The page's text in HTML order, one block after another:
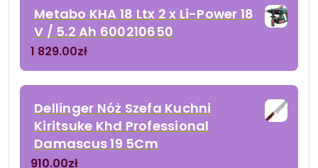
Metabo KHA 18 Ltx 2 x Li-Power 18
V / 5.2 Ah 600210650
1 829.00zł
Dellinger Nóż Szefa Kuchni
Kiritsuke Khd Professional
Damascus 19 5Cm
910.00zł